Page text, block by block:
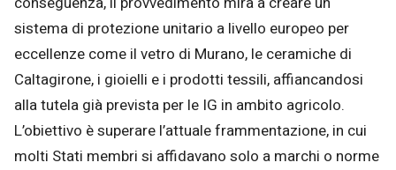
sistema di protezione unitario a livello europeo per
eccellenze come il vetro di Murano, le ceramiche di
Caltagirone, i gioielli e i prodotti tessili, affiancandosi
alla tutela già prevista per le IG in ambito agricolo.
L’obiettivo è superare l’attuale frammentazione, in cui
molti Stati membri si affidavano solo a marchi o norme